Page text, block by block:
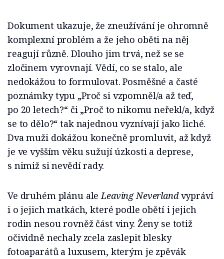
Dokument ukazuje, že zneužívání je ohromně
komplexní problém a že jeho oběti na něj
reagují různě. Dlouho jim trvá, než se se
zločinem vyrovnají. Vědí, co se stalo, ale
nedokážou to formulovat. Posměšné a časté
poznámky typu „Proč si vzpomněl/a až teď,
po 20 letech?“ či „Proč to nikomu neřekl/a, když
se to dělo?“ tak najednou vyznívají jako liché.
Dva muži dokážou konečně promluvit, až když
je ve vyšším věku sužují úzkosti a deprese,
s nimiž si nevědí rady.
Ve druhém plánu aleLeaving Neverlandvypráví
i o jejich matkách, které podle obětí i jejich
rodin nesou rovněž část viny. Ženy se totiž
očividně nechaly zcela zaslepit blesky
fotoaparátů a luxusem, kterým je zpěvák